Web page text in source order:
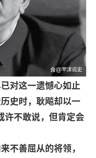
对这一遗憾心如止
史时，耿飚却以一
许不敢说，但肯定会
不善屈从的将领，